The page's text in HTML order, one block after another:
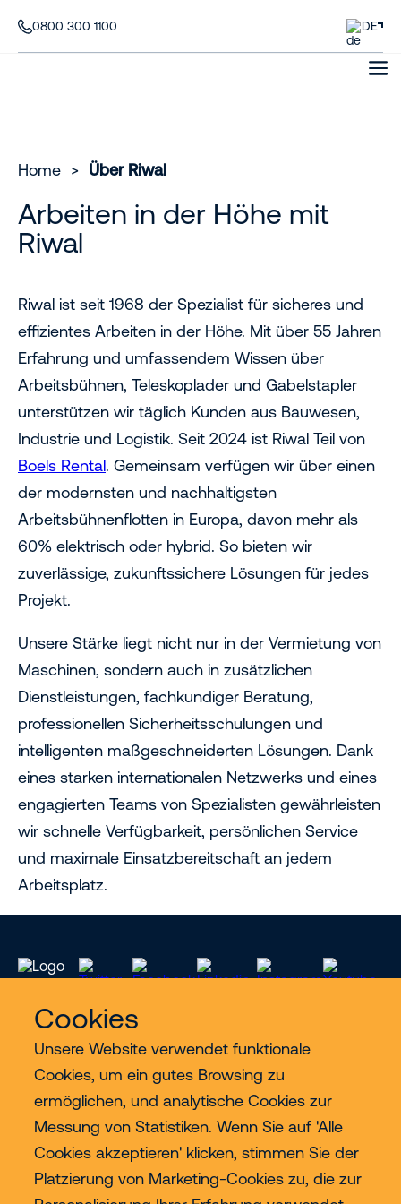
Cookies
Unsere Website verwendet funktionale
Cookies, um ein gutes Browsing zu
ermöglichen, und analytische Cookies zur
Messung von Statistiken. Wenn Sie auf 'Alle
Cookies akzeptieren' klicken, stimmen Sie der
Platzierung von Marketing-Cookies zu, die zur
0800 300 1100 DE
Home > Über Riwal
Arbeiten in der Höhe mit
Riwal
Riwal ist seit 1968 der Spezialist für sicheres und
effizientes Arbeiten in der Höhe. Mit über 55 Jahren
Erfahrung und umfassendem Wissen über
Arbeitsbühnen, Teleskoplader und Gabelstapler
unterstützen wir täglich Kunden aus Bauwesen,
Industrie und Logistik. Seit 2024 ist Riwal Teil von
Boels Rental. Gemeinsam verfügen wir über einen
der modernsten und nachhaltigsten
Arbeitsbühnenflotten in Europa, davon mehr als
60% elektrisch oder hybrid. So bieten wir
zuverlässige, zukunftssichere Lösungen für jedes
Projekt.
Unsere Stärke liegt nicht nur in der Vermietung von
Maschinen, sondern auch in zusätzlichen
Dienstleistungen, fachkundiger Beratung,
professionellen Sicherheitsschulungen und
intelligenten maßgeschneiderten Lösungen. Dank
eines starken internationalen Netzwerks und eines
engagierten Teams von Spezialisten gewährleisten
wir schnelle Verfügbarkeit, persönlichen Service
und maximale Einsatzbereitschaft an jedem
Arbeitsplatz.
Services
Industrien
Contact